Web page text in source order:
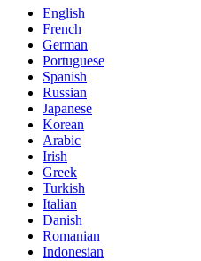
English
French
German
Portuguese
Spanish
Russian
Japanese
Korean
Arabic
Irish
Greek
Turkish
Italian
Danish
Romanian
Indonesian